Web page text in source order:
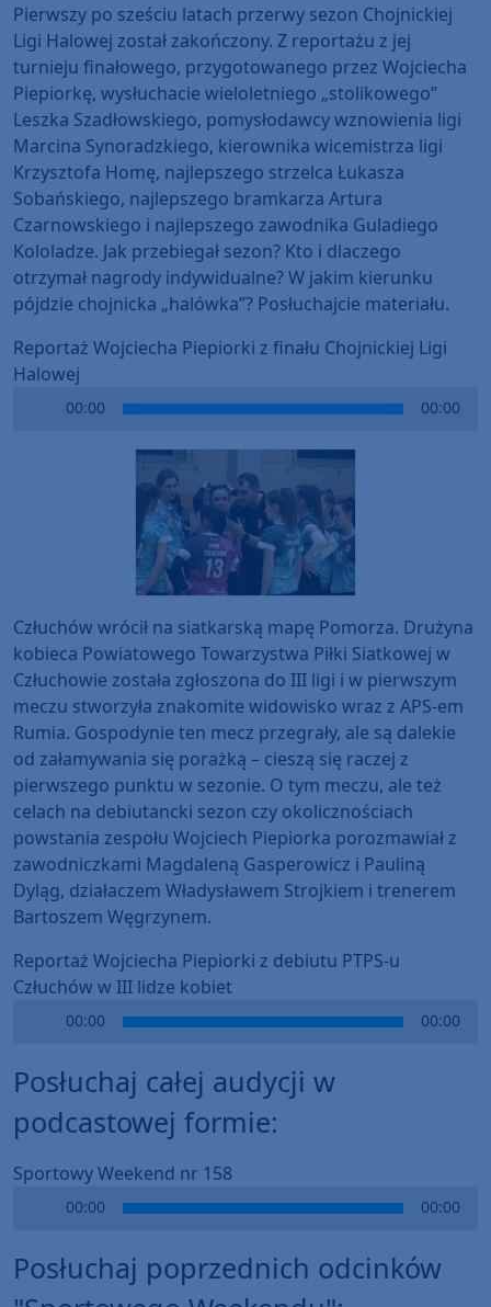
Pierwszy po sześciu latach przerwy sezon Chojnickiej
Ligi Halowej został zakończony. Z reportażu z jej
turnieju finałowego, przygotowanego przez Wojciecha
Piepiorkę, wysłuchacie wieloletniego „stolikowego”
Leszka Szadłowskiego, pomysłodawcy wznowienia ligi
Marcina Synoradzkiego, kierownika wicemistrza ligi
Krzysztofa Homę, najlepszego strzelca Łukasza
Sobańskiego, najlepszego bramkarza Artura
Czarnowskiego i najlepszego zawodnika Guladiego
Kololadze. Jak przebiegał sezon? Kto i dlaczego
otrzymał nagrody indywidualne? W jakim kierunku
pójdzie chojnicka „halówka”? Posłuchajcie materiału.
Reportaż Wojciecha Piepiorki z finału Chojnickiej Ligi
Halowej
00:00 00:00
Człuchów wrócił na siatkarską mapę Pomorza. Drużyna
kobieca Powiatowego Towarzystwa Piłki Siatkowej w
Człuchowie została zgłoszona do III ligi i w pierwszym
meczu stworzyła znakomite widowisko wraz z APS-em
Rumia. Gospodynie ten mecz przegrały, ale są dalekie
od załamywania się porażką – cieszą się raczej z
pierwszego punktu w sezonie. O tym meczu, ale też
celach na debiutancki sezon czy okolicznościach
powstania zespołu Wojciech Piepiorka porozmawiał z
zawodniczkami Magdaleną Gasperowicz i Pauliną
Dyląg, działaczem Władysławem Strojkiem i trenerem
Bartoszem Węgrzynem.
Reportaż Wojciecha Piepiorki z debiutu PTPS-u
Człuchów w III lidze kobiet
00:00 00:00
Posłuchaj całej audycji w
podcastowej formie:
Sportowy Weekend nr 158
00:00 00:00
Posłuchaj poprzednich odcinków